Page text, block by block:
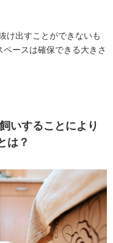
け出すことができないも
ペースは確保できる大きさ
いすることにより
は？